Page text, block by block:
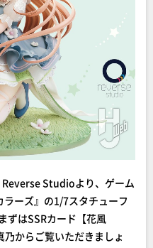
Studioより、ゲーム
ラーズ』の1/7スタチューフ
ずはSSRカード【花風
からご覧いただきましょ